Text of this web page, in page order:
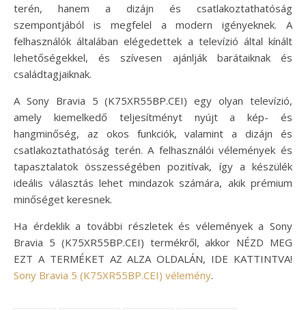
terén, hanem a dizájn és csatlakoztathatóság
szempontjából is megfelel a modern igényeknek. A
felhasználók általában elégedettek a televízió által kínált
lehetőségekkel, és szívesen ajánlják barátaiknak és
családtagjaiknak.
A Sony Bravia 5 (K75XR55BP.CEI) egy olyan televízió,
amely kiemelkedő teljesítményt nyújt a kép- és
hangminőség, az okos funkciók, valamint a dizájn és
csatlakoztathatóság terén. A felhasználói vélemények és
tapasztalatok összességében pozitívak, így a készülék
ideális választás lehet mindazok számára, akik prémium
minőséget keresnek.
Ha érdeklik a további részletek és vélemények a Sony
Bravia 5 (K75XR55BP.CEI) termékről, akkor NÉZD MEG
EZT A TERMÉKET AZ ALZA OLDALÁN, IDE KATTINTVA!
Sony Bravia 5 (K75XR55BP.CEI) vélemény.